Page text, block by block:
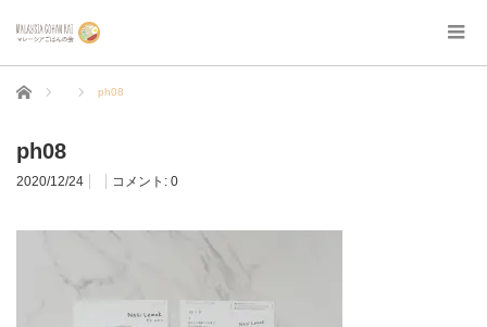
ホーム ph08
ph08
2020/12/24 コメント: 0